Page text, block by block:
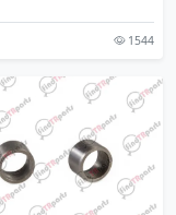
1544